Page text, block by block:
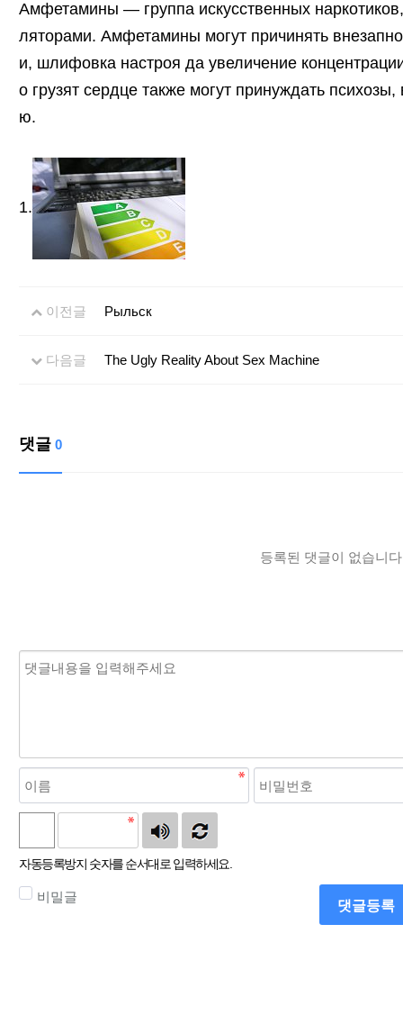
Амфетамины — группа искусственных
ляторами. Амфетамины могут причинять
и, шлифовка настроя да увеличение
о грузят сердце также могут принуждать
ю.
1.
이전글 Рыльск
다음글 The Ugly Reality About Sex Machine
댓글 0
등록된 댓글이 없습니
자동등록방지 숫자를 순서대로 입력하세요.
비밀글 댓글등록